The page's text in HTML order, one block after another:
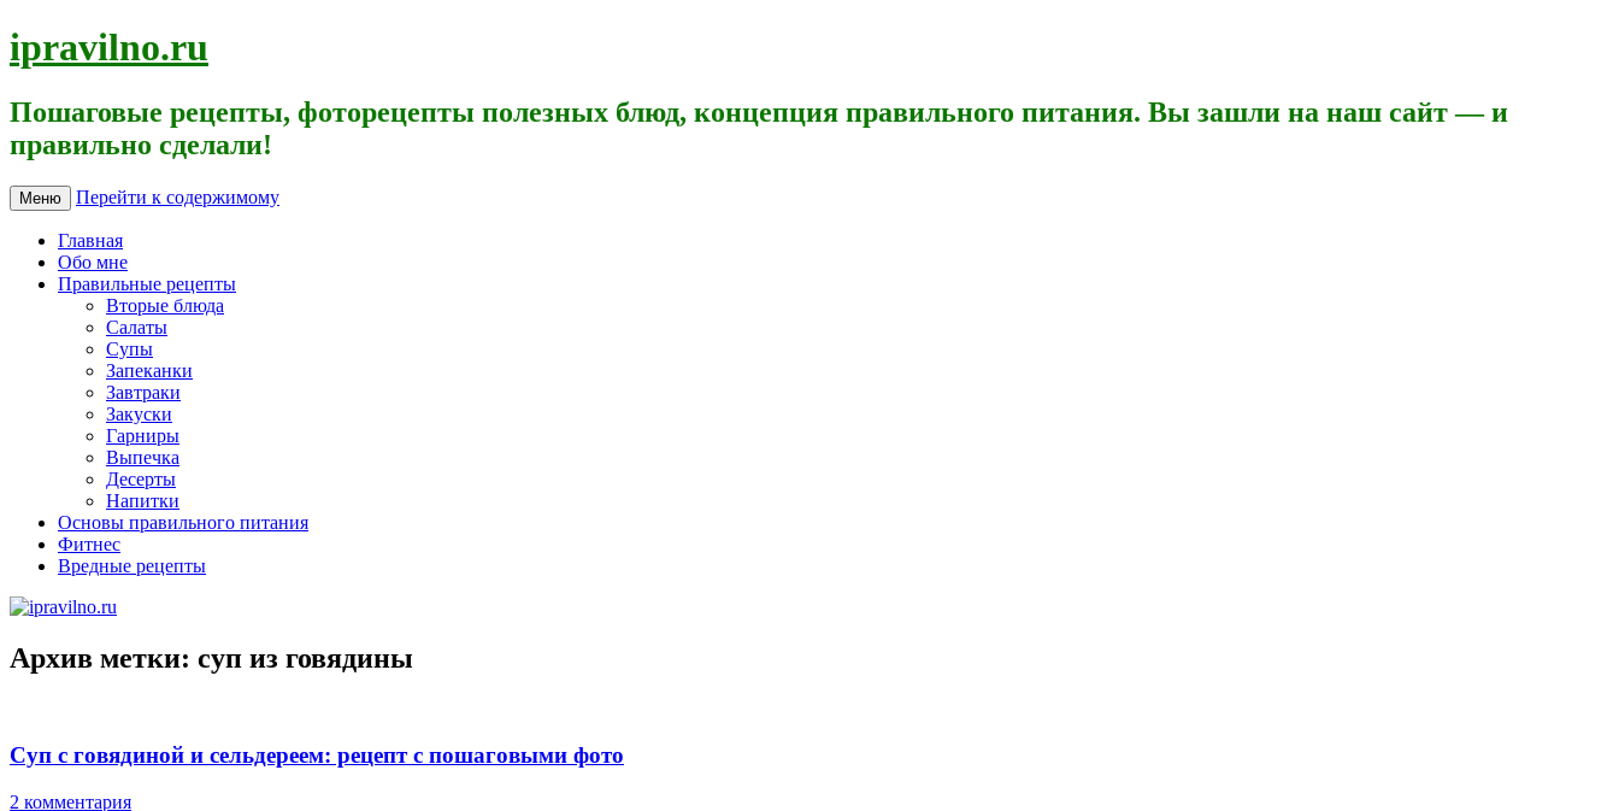
ipravilno.ru
Пошаговые рецепты, фоторецепты полезных блюд, концепция правильного питания. Вы зашли на наш сайт — и
правильно сделали!
Меню Перейти к содержимому
Главная
Обо мне
Правильные рецепты
Вторые блюда
Салаты
Супы
Запеканки
Завтраки
Закуски
Гарниры
Выпечка
Десерты
Напитки
Основы правильного питания
Фитнес
Вредные рецепты
Архив метки: суп из говядины
Суп с говядиной и сельдереем: рецепт с пошаговыми фото
2 комментария